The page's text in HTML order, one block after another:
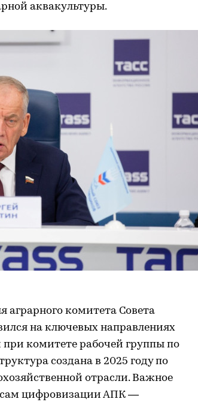
аквакультуры.
аграрного комитета Совета
на ключевых направлениях
комитете рабочей группы по
создана в 2025 году по
отрасли. Важное
цифровизации АПК —